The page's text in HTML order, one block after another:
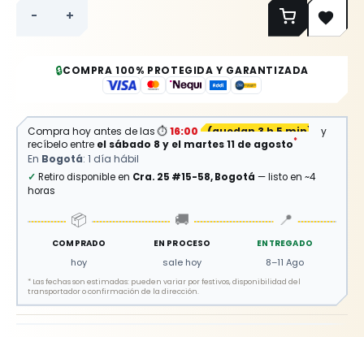
- +
🔒COMPRA 100% PROTEGIDA Y GARANTIZADA
Compra hoy antes de las⏱16:00 (quedan 3 h 5 min)
y
recíbelo entre el sábado 8 y el martes 11 de agosto*
En Bogotá: 1 día hábil
✓ Retiro disponible en Cra. 25 #15-58, Bogotá — listo en ~4
horas
📦
COMPRADO
hoy
🚚
EN PROCESO
sale hoy
📍
ENTREGADO
8–11 Ago
* Las fechas son estimadas: pueden variar por festivos, disponibilidad del
transportador o confirmación de la dirección.